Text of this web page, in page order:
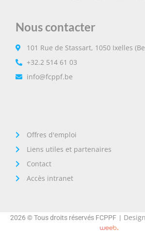
Nous contacter
101 Rue de Stassart, 1050 Ixelles
+32.2 514 61 03
info@fcppf.be
Offres d'emploi
Liens utiles et partenaires
Contact
Accès intranet
2026 © Tous droits réservés FCPPF |